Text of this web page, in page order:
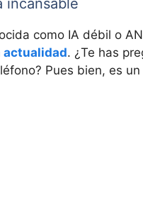
incansable
como IA débil o
actualidad. ¿Te has
Pues bien, es